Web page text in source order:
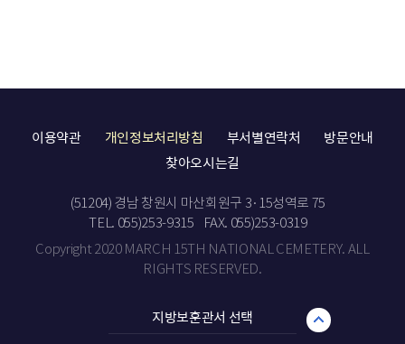
이용약관 개인정보처리방침 부서별연락처
방문안내
찾아오시는길
(51204) 경남 창원시 마산회원구 3·15성역로 75
TEL. 055)253-9315
FAX. 055)253-0319
Copyright 2020 MARCH 15TH NATIONAL CEMETERY. ALL
RIGHTS RESERVED.
지방보훈관서 선택